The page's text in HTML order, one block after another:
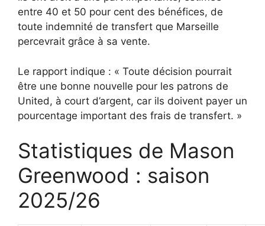
entre 40 et 50 pour cent des bénéfices, de
toute indemnité de transfert que Marseille
percevrait grâce à sa vente.
Le rapport indique : « Toute décision pourrait
être une bonne nouvelle pour les patrons de
United, à court d’argent, car ils doivent payer un
pourcentage important des frais de transfert. »
Statistiques de Mason
Greenwood : saison
2025/26